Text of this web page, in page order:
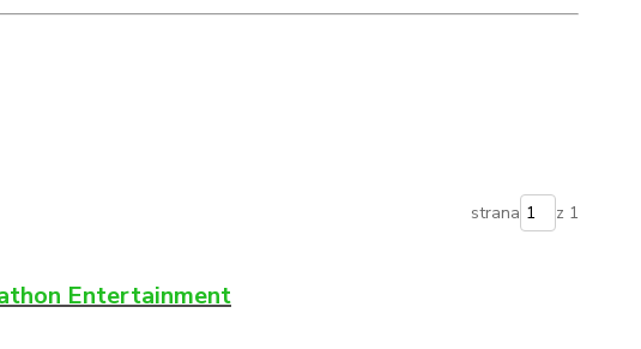
strana z 1
Entertainment